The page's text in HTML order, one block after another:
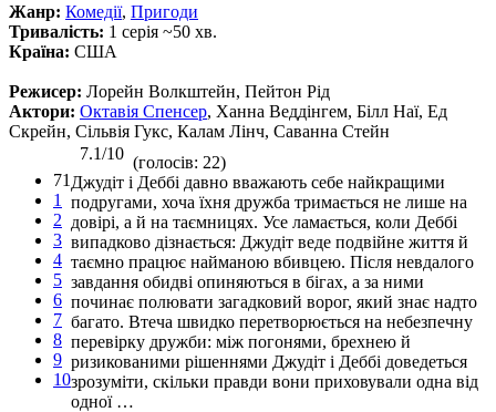
Жанр: Комедії, Пригоди
Тривалість: 1 серія ~50 хв.
Країна: США
Режисер: Лорейн Волкштейн, Пейтон Рід
Актори: Октавія Спенсер, Ханна Веддінгем, Білл Наї, Ед
Скрейн, Сільвія Гукс, Калам Лінч, Саванна Стейн
71
1
2
3
4
5
6
7
8
9
10
7.1/10 (голосів: 22)
Джудіт і Деббі давно вважають себе найкращими
подругами, хоча їхня дружба тримається не лише на
довірі, а й на таємницях. Усе ламається, коли Деббі
випадково дізнається: Джудіт веде подвійне життя й
таємно працює найманою вбивцею. Після невдалого
завдання обидві опиняються в бігах, а за ними
починає полювати загадковий ворог, який знає надто
багато. Втеча швидко перетворюється на небезпечну
перевірку дружби: між погонями, брехнею й
ризикованими рішеннями Джудіт і Деббі доведеться
зрозуміти, скільки правди вони приховували одна від
одної …